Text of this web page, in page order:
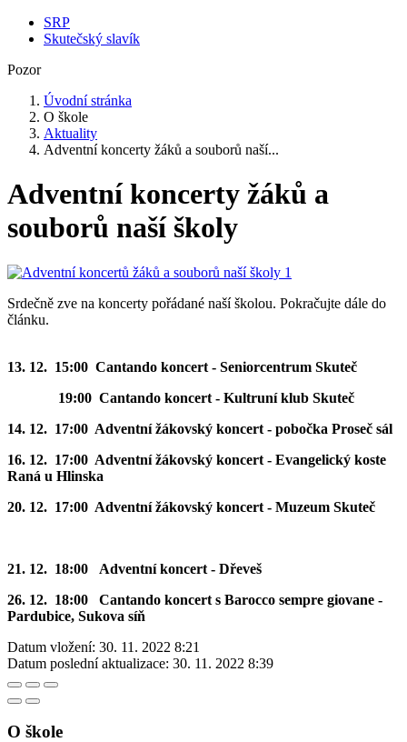
SRP
Skutečský slavík
Pozor
Úvodní stránka
O škole
Aktuality
Adventní koncerty žáků a souborů naší...
Adventní koncerty žáků a
souborů naší školy
Srdečně zve na koncerty pořádané naší školou. Pokračujte dále do
článku.
13. 12. 15:00 Cantando koncert - Seniorcentrum Skuteč
19:00 Cantando koncert - Kultruní klub Skuteč
14. 12. 17:00 Adventní žákovský koncert - pobočka Proseč sál
16. 12. 17:00 Adventní žákovský koncert - Evangelický koste
Raná u Hlinska
20. 12. 17:00 Adventní žákovský koncert - Muzeum Skuteč
21. 12. 18:00 Adventní koncert - Dřeveš
26. 12. 18:00 Cantando koncert s Barocco sempre giovane -
Pardubice, Sukova síň
Datum vložení: 30. 11. 2022 8:21
Datum poslední aktualizace: 30. 11. 2022 8:39
O škole